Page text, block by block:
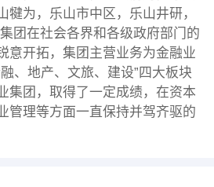
犍为，乐山市中区，乐山井研，
团在社会各界和各级政府部门的
意开拓，集团主营业务为金融业
、地产、文旅、建设”四大板块
集团，取得了一定成绩，在资本
管理等方面一直保持并驾齐驱的